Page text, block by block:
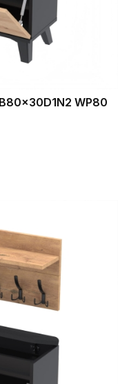
WP80